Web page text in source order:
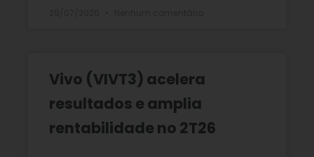
Vivo (VIVT3) acelera
resultados e amplia
rentabilidade no 2T26